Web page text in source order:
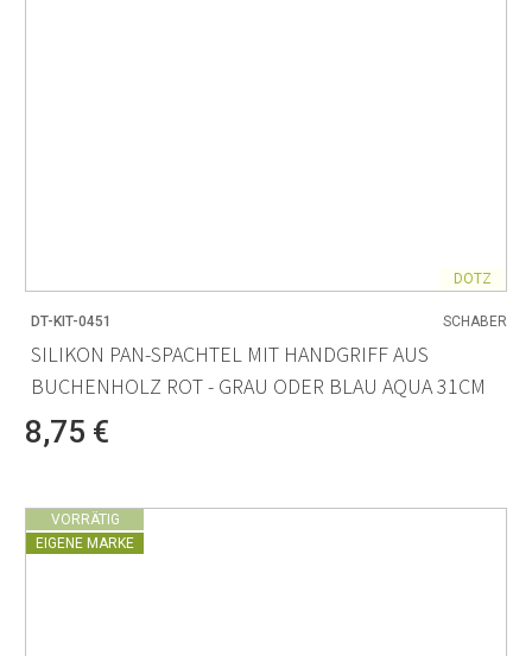
DOTZ
DT-KIT-0451 SCHABER
SILIKON PAN-SPACHTEL MIT HANDGRIFF AUS
BUCHENHOLZ ROT - GRAU ODER BLAU AQUA 31CM
8,75 €
VORRÄTIG
EIGENE MARKE